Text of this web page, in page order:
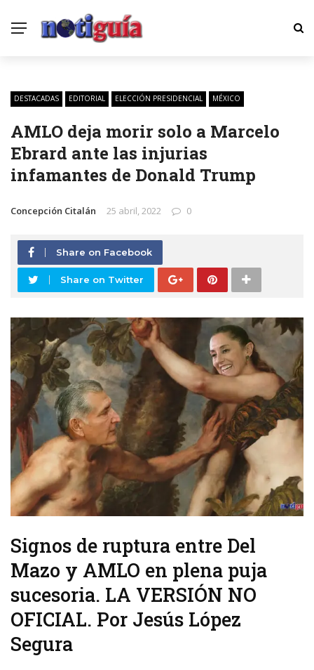
DESTACADAS EDITORIAL ELECCIÓN PRESIDENCIAL MÉXICO
AMLO deja morir solo a Marcelo
Ebrard ante las injurias
infamantes de Donald Trump
Concepción Citalán 25 abril, 2022 0
Share on Facebook
Share on Twitter
Signos de ruptura entre Del
Mazo y AMLO en plena puja
sucesoria. LA VERSIÓN NO
OFICIAL. Por Jesús López
Segura